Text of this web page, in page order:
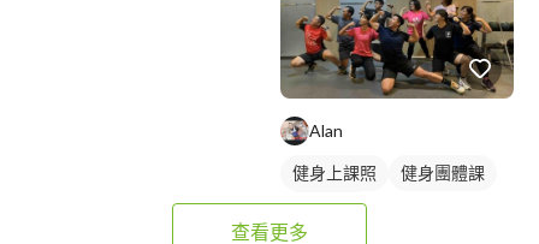
Alan
健身上課照
健身團體課
健身課程
查看更多